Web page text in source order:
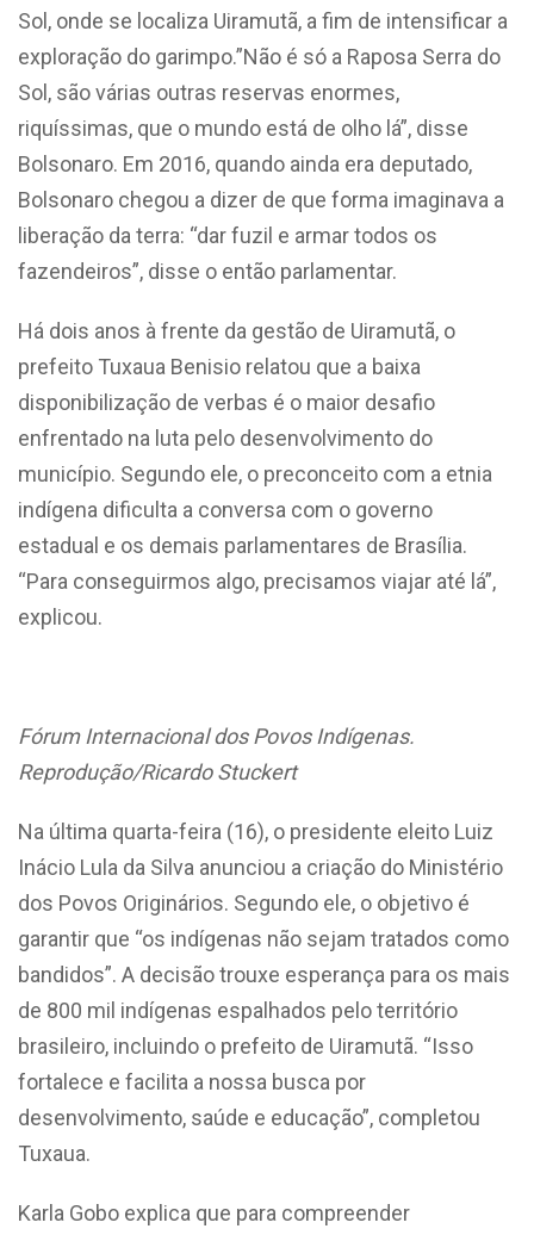
Sol, onde se localiza Uiramutã, a fim de intensificar a
exploração do garimpo.”Não é só a Raposa Serra do
Sol, são várias outras reservas enormes,
riquíssimas, que o mundo está de olho lá”, disse
Bolsonaro. Em 2016, quando ainda era deputado,
Bolsonaro chegou a dizer de que forma imaginava a
liberação da terra: “dar fuzil e armar todos os
fazendeiros”, disse o então parlamentar.
Há dois anos à frente da gestão de Uiramutã, o
prefeito Tuxaua Benisio relatou que a baixa
disponibilização de verbas é o maior desafio
enfrentado na luta pelo desenvolvimento do
município. Segundo ele, o preconceito com a etnia
indígena dificulta a conversa com o governo
estadual e os demais parlamentares de Brasília.
“Para conseguirmos algo, precisamos viajar até lá”,
explicou.
Fórum Internacional dos Povos Indígenas.
Reprodução/Ricardo Stuckert
Na última quarta-feira (16), o presidente eleito Luiz
Inácio Lula da Silva anunciou a criação do Ministério
dos Povos Originários. Segundo ele, o objetivo é
garantir que “os indígenas não sejam tratados como
bandidos”. A decisão trouxe esperança para os mais
de 800 mil indígenas espalhados pelo território
brasileiro, incluindo o prefeito de Uiramutã. “Isso
fortalece e facilita a nossa busca por
desenvolvimento, saúde e educação”, completou
Tuxaua.
Karla Gobo explica que para compreender